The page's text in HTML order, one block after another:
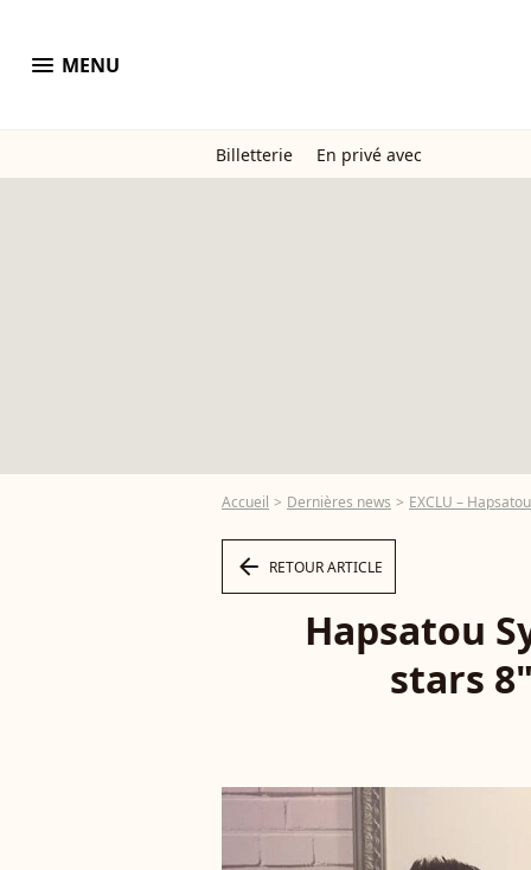
menu MENU
Billetterie En privé avec
Accueil Dernières news EXCLU –
arrow_left RETOUR ARTICLE
Hapsatou
stars